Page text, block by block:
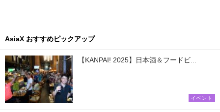
AsiaX おすすめピックアップ
【KANPAI! 2025】日本酒＆フードビ...
イベント